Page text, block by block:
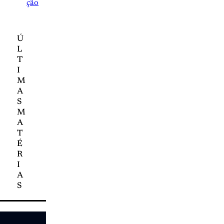
ção
Ú
L
T
I
M
A
S
M
A
T
É
R
I
A
S